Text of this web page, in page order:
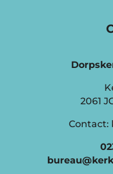
2061
Contact: